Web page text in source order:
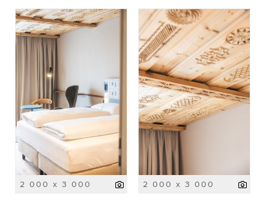
2 000 x 3 000 2 000 x 3 000